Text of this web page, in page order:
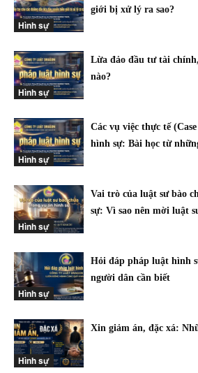
Hình sự
giới bị xử lý ra sao?
Hình sự
Lừa đảo đầu tư tài
nào?
Hình sự
Các vụ việc thực tế
hình sự: Bài học từ
Hình sự
Vai trò của luật sư bào
sự: Vì sao nên mời luật
Hình sự
Hỏi đáp pháp luật hình
người dân cần biết
Hình sự
Xin giảm án, đặc xá: